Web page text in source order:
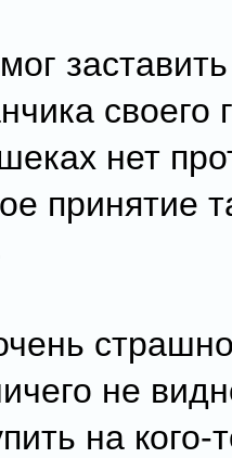
своего
нет
принятие
не
на кого-